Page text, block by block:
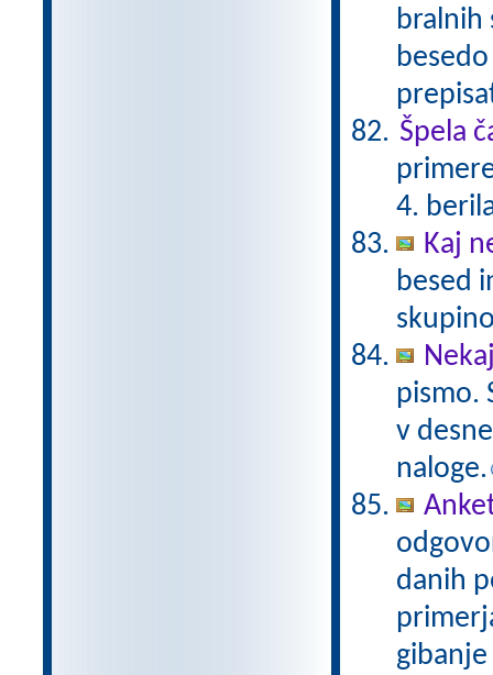
bralnih
Špela
4.
Kaj
besed
pismo.
v
naloge.
danih